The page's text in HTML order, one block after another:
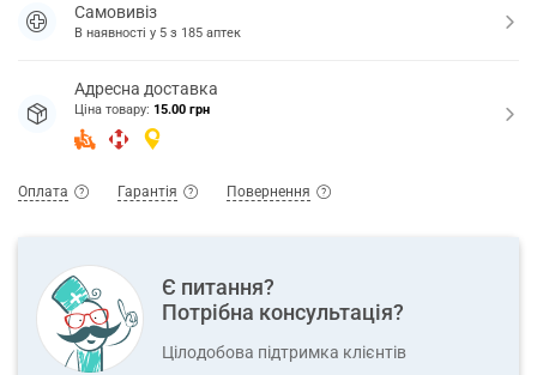
Самовивіз
В наявності у 5 з 185 аптек
Адресна доставка
Ціна товару: 15.00 грн
Оплата Гарантія Повернення
Є питання?
Потрібна консультація?
Цілодобова підтримка клієнтів